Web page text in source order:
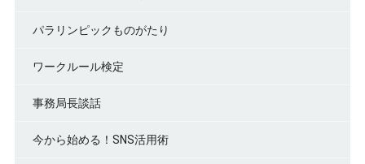
パラリンピックものがたり
ワークルール検定
事務局長談話
今から始める！SNS活用術